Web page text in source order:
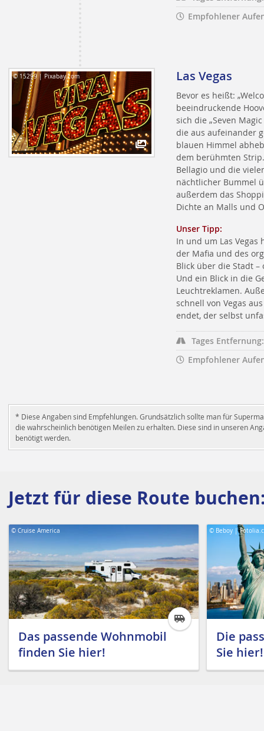
Empfohlener
© 15299 | Pixabay.com Las Vegas
Bevor es heißt:
beeindruckende
sich die „Seven
die aus aufeinander
blauen Himmel
dem berühmten
Bellagio und die
nächtlicher Bummel
außerdem das
Dichte an Malls und
Unser Tipp:
In und um Las
der Mafia und des
Blick über die Stadt –
Und ein Blick in die
Leuchtreklamen.
schnell von Vegas
endet, der selbst
Tages Entfernung:
Empfohlener
* Diese Angaben sind Empfehlungen. Grundsätzlich sollte man für
die wahrscheinlich benötigen Meilen zu erhalten. Diese sind in unseren
benötigt werden.
Jetzt für diese Route
© Cruise America
Das passende Wohnmobil
finden Sie hier!
© Beboy |
Die
Sie hier!